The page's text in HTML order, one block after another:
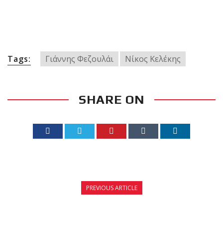
Tags: Γιάννης Φεζουλάι Νίκος Κελέκης
SHARE ON
PREVIOUS ARTICLE